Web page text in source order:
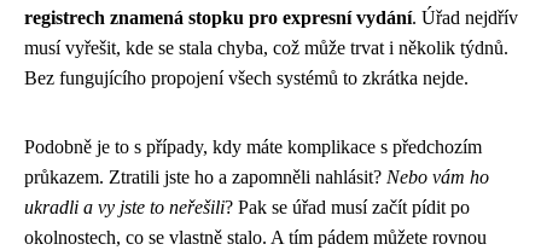
registrech znamená stopku pro expresní vydání. Úřad nejdřív
musí vyřešit, kde se stala chyba, což může trvat i několik týdnů.
Bez fungujícího propojení všech systémů to zkrátka nejde.
Podobně je to s případy, kdy máte komplikace s předchozím
průkazem. Ztratili jste ho a zapomněli nahlásit? Nebo vám ho
ukradli a vy jste to neřešili? Pak se úřad musí začít pídit po
okolnostech, co se vlastně stalo. A tím pádem můžete rovnou